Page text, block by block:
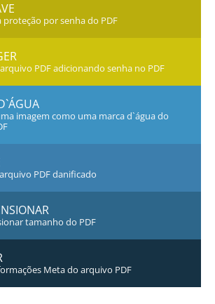
proteção por senha do PDF
PDF adicionando senha no PDF
imagem como uma marca d`água do
PDF danificado
tamanho do PDF
Meta do arquivo PDF